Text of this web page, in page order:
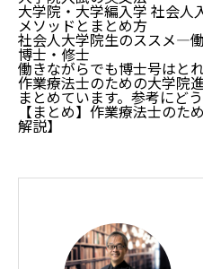
大学院・大学編入学 社会人
メソッドとまとめ方
社会人大学院生のススメ―
博士・修士
働きながらでも博士号はと
作業療法士のための大学院
まとめています。参考にどう
【まとめ】作業療法士のた
解説】